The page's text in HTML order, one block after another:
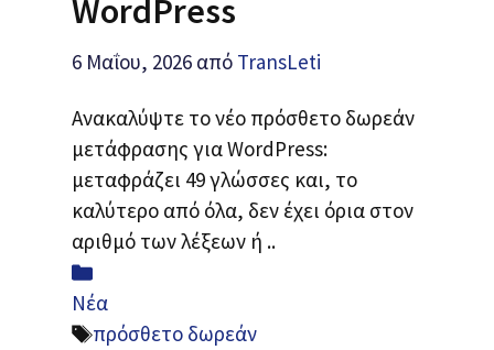
WordPress
6 Μαΐου, 2026 από TransLeti
Ανακαλύψτε το νέο πρόσθετο δωρεάν
μετάφρασης για WordPress:
μεταφράζει 49 γλώσσες και, το
καλύτερο από όλα, δεν έχει όρια στον
αριθμό των λέξεων ή ..
Κατηγορίες
Νέα
Ετικέτες
πρόσθετο δωρεάν